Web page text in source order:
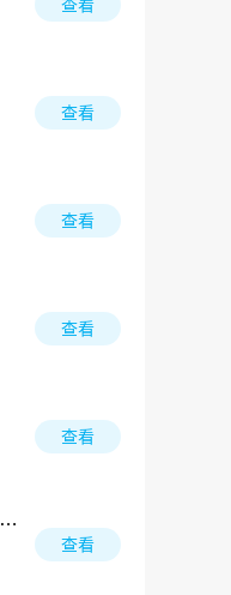
查看
查看
查看
查看
查看
赛博徒步之生死鳌太线
查看